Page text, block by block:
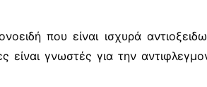
που είναι ισχυρά
είναι γνωστές για την